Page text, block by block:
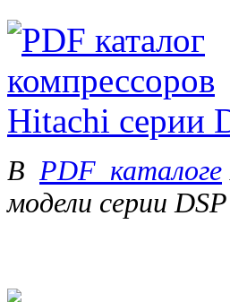
В PDF_каталоге
модели серии DSP